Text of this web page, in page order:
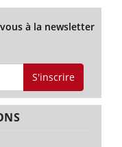
à la newsletter
S'inscrire